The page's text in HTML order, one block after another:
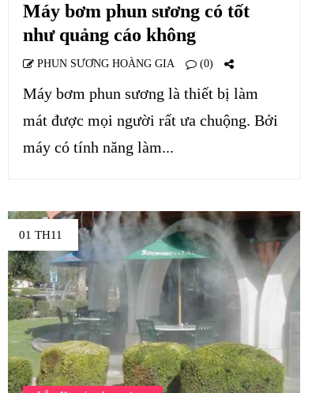
Máy bơm phun sương có tốt
như quảng cáo không
PHUN SƯƠNG HOÀNG GIA (0)
Máy bơm phun sương là thiết bị làm
mát được mọi người rất ưa chuộng. Bởi
máy có tính năng làm...
01 TH11